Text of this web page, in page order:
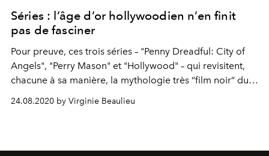
Séries : l’âge d’or hollywoodien n’en finit
pas de fasciner
Pour preuve, ces trois séries – "Penny Dreadful: City of
Angels", "Perry Mason" et "Hollywood" – qui revisitent,
chacune à sa manière, la mythologie très “film noir” du
24.08.2020 by Virginie Beaulieu